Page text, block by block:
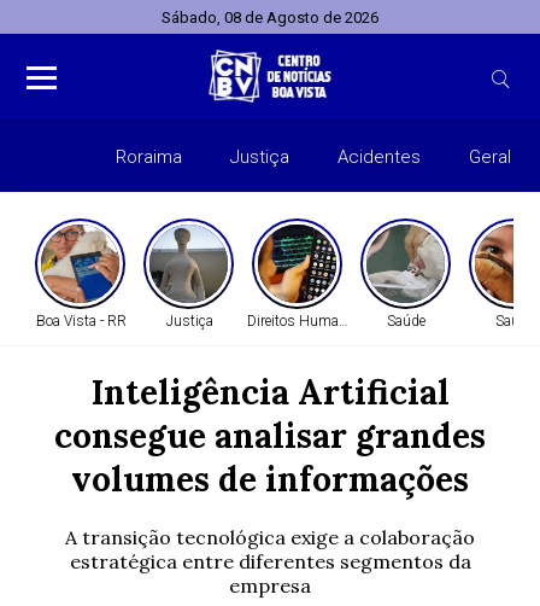
Sábado, 08 de Agosto de 2026
Roraima Justiça Acidentes Geral
Boa Vista - RR Justiça Direitos Humanos Saúde Saúde
Inteligência Artificial
consegue analisar grandes
volumes de informações
A transição tecnológica exige a colaboração
estratégica entre diferentes segmentos da
empresa